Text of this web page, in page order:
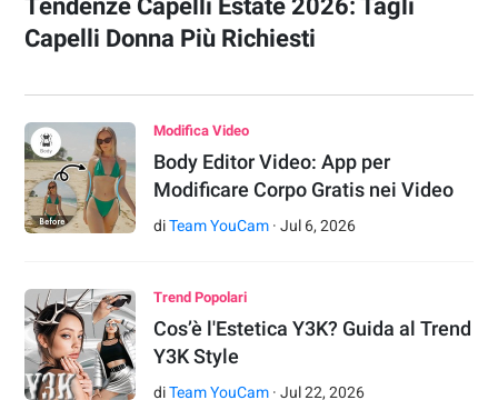
Tendenze Capelli Estate 2026: Tagli
Capelli Donna Più Richiesti
Modifica Video
Body Editor Video: App per
Modificare Corpo Gratis nei Video
diTeam YouCam ·Jul 6,2026
Trend Popolari
Cos’è l'Estetica Y3K? Guida al Trend
Y3K Style
diTeam YouCam ·Jul 22,2026